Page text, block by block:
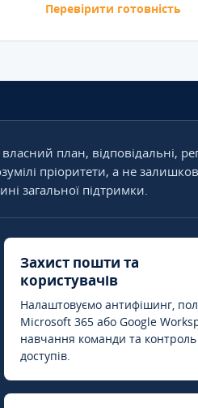
Перевірити готовність
власний план, відповідальні,
пріоритети, а не
загальної підтримки.
Захист пошти та
користувачів
Налаштовуємо антифішинг,
Microsoft 365 або Google
навчання команди та контроль
доступів.